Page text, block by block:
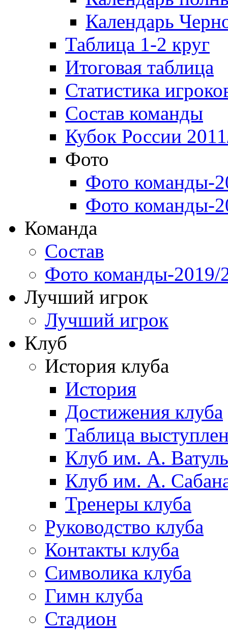
Календарь
Таблица 1-2 круг
Итоговая таблица
Статистика
Состав команды
Кубок России
Фото
Фото команды-
Фото команды-
Команда
Состав
Фото команды-2019/
Лучший игрок
Лучший игрок
Клуб
История клуба
История
Достижения клуба
Таблица
Клуб им. А.
Клуб им. А.
Тренеры клуба
Руководство клуба
Контакты клуба
Символика клуба
Гимн клуба
Стадион